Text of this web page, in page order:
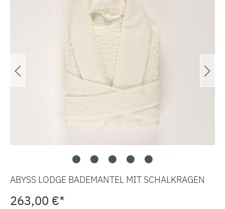
ABYSS LODGE BADEMANTEL MIT SCHALKRAGEN
263,00 €*